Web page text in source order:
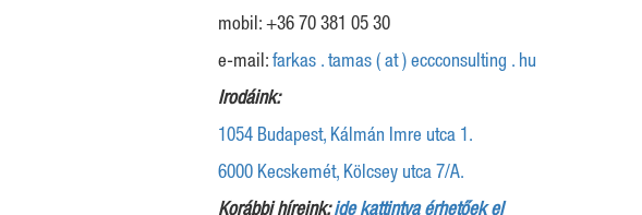
mobil: +36 70 381 05 30
e-mail: farkas . tamas ( at ) eccconsulting . hu
Irodáink:
1054 Budapest, Kálmán Imre utca 1.
6000 Kecskemét, Kölcsey utca 7/A.
Korábbi híreink:ide kattintva érhetőek el